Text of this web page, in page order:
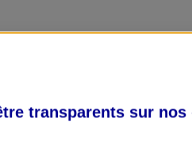
transparents sur